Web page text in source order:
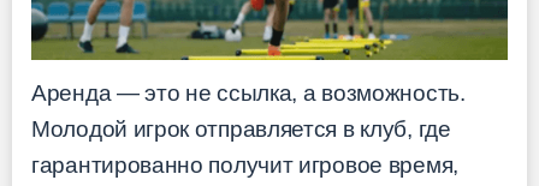
Аренда — это не ссылка, а возможность.
Молодой игрок отправляется в клуб, где
гарантированно получит игровое время,